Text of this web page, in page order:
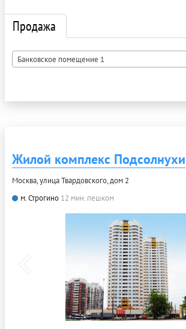
Продажа
Банковское помещение 1
Жилой комплекс Подсолнухи
Москва, улица Твардовского, дом 2
м. Строгино 12 мин. пешком